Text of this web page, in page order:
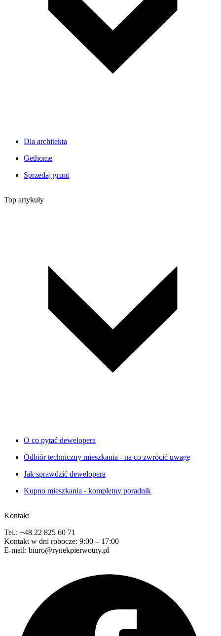
Dla architekta
Gethome
Sprzedaj grunt
Top artykuły
O co pytać dewelopera
Odbiór techniczny mieszkania - na co zwrócić uwagę
Jak sprawdzić dewelopera
Kupno mieszkania - kompletny poradnik
Kontakt
Tel.: +48 22 825 60 71
Kontakt w dni robocze: 9:00 – 17:00
E-mail: biuro@rynekpierwotny.pl